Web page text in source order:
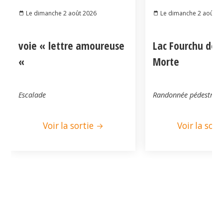
Le dimanche 2 août 2026
voie « lettre amoureuse
«
Escalade
Voir la sortie
Le dimanche 2 août
Lac Fourchu
Morte
Randonnée pédestre
Voir la